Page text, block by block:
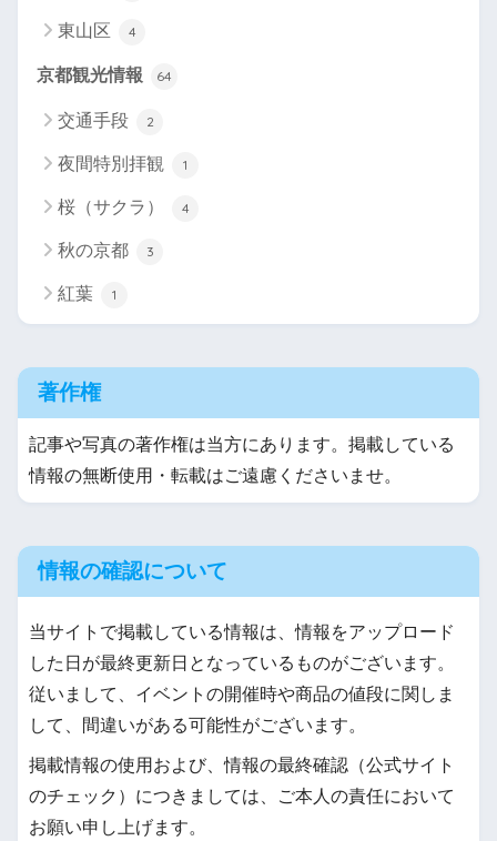
東山区 4
京都観光情報 64
交通手段 2
夜間特別拝観 1
桜（サクラ） 4
秋の京都 3
紅葉 1
著作権
記事や写真の著作権は当方にあります。掲載している
情報の無断使用・転載はご遠慮くださいませ。
情報の確認について
当サイトで掲載している情報は、情報をアップロード
した日が最終更新日となっているものがございます。
従いまして、イベントの開催時や商品の値段に関しま
して、間違いがある可能性がございます。
掲載情報の使用および、情報の最終確認（公式サイト
のチェック）につきましては、ご本人の責任において
お願い申し上げます。